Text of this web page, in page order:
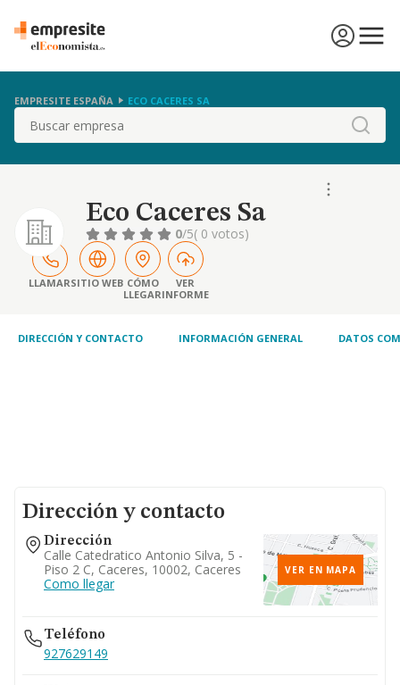
EMPRESITE ESPAÑA ECO CACERES SA
Buscar
Eco Caceres Sa
0/5( 0 votos)
LLAMARSITIO WEB CÓMO
LLEGAR
VER
INFORME
DIRECCIÓN Y CONTACTO INFORMACIÓN GENERAL DATOS
Dirección y contacto
Dirección
Calle Catedratico Antonio Silva, 5 -
Piso 2 C, Caceres, 10002, Caceres
Como llegar
VER EN MAPA
Teléfono
927629149